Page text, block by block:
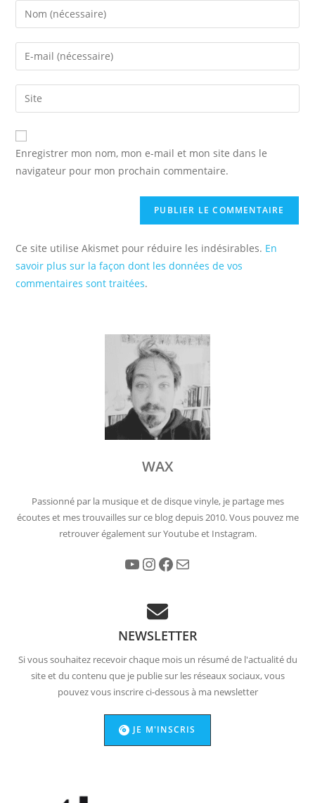
Enter
your
name
comment
Enter
your
email
address
comment
Saisir
l’URL
de
votre
(facultatif)
Enregistrer mon nom, mon e-mail et mon site dans le
navigateur pour mon prochain commentaire.
Ce site utilise Akismet pour réduire les indésirables. En
savoir plus sur la façon dont les données de vos
commentaires sont traitées.
WAX
Passionné par la musique et de disque vinyle, je partage mes
écoutes et mes trouvailles sur ce blog depuis 2010. Vous pouvez me
retrouver également sur Youtube et Instagram.
YouTube Instagram Facebook
NEWSLETTER
Si vous souhaitez recevoir chaque mois un résumé de l'actualité du
site et du contenu que je publie sur les réseaux sociaux, vous
pouvez vous inscrire ci-dessous à ma newsletter
JE M'INSCRIS